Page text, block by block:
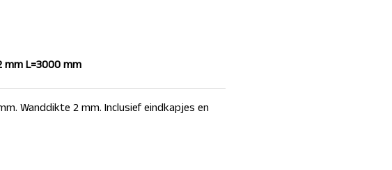
mm L=3000 mm
Wanddikte 2 mm. Inclusief eindkapjes en